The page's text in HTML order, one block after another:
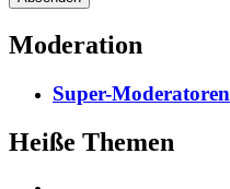
Moderation
Super-Moderatoren
Heiße Themen